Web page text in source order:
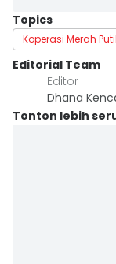
Topics
Koperasi Merah
Editorial Team
Editor
Dhana
Tonton lebih